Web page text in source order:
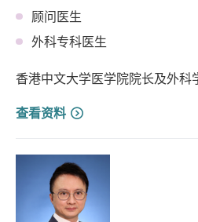
顾问医生
外科专科医生
香港中文大学医学院院长及外科
查看资料